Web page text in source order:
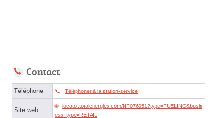
Contact
Téléphone Téléphoner à la station-service
Site web
locator.totalenergies.com/NF076051?type=FUELING&busin
ess_type=RETAIL